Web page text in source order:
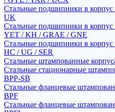
Стальные подшипники в корпус
UK
Стальные подшипники в корпус
YET / KH / GRAE / GNE
Стальные подшипники в
HC / UG / SER
Стальные штампованные
Стальные стационарные
BPP-SB
Стальные фланцевые
BPF
Стальные фланцевые